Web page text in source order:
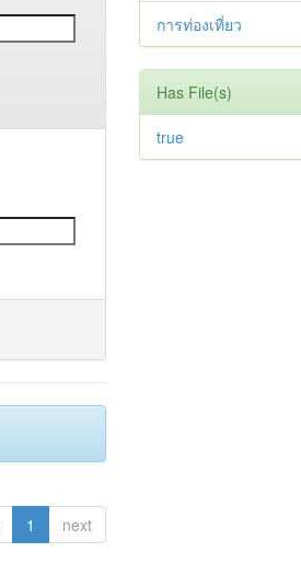
1 next
การท่องเที่ยว
Has File(s)
true